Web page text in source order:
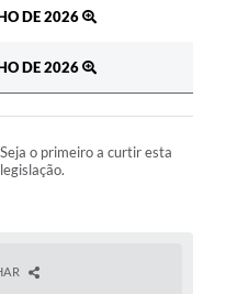
DE 2026
DE 2026
Seja o primeiro a curtir esta
legislação.